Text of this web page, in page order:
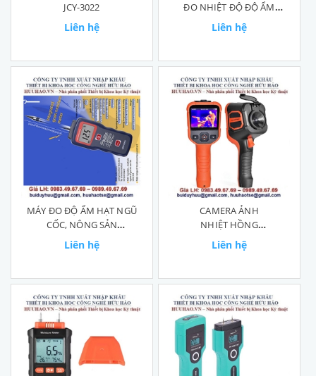
JCY-3022
Liên hệ
ĐO NHIỆT ĐỘ ĐỘ ẨM
DC107
Liên hệ
MÁY ĐO ĐỘ ẨM HẠT NGŨ
CỐC, NÔNG SẢN
MD915plus
Liên hệ
CAMERA ẢNH
NHIỆT HỒNG
NGOẠI ST8550A
Liên hệ